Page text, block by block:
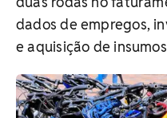
dados de empregos,
e aquisição de